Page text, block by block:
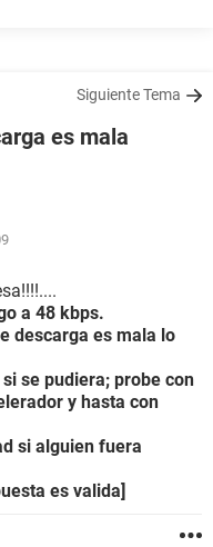
Siguiente Tema
es mala
a 48 kbps.
descarga es mala lo
se pudiera; probe con
y hasta con
si alguien fuera
es valida]